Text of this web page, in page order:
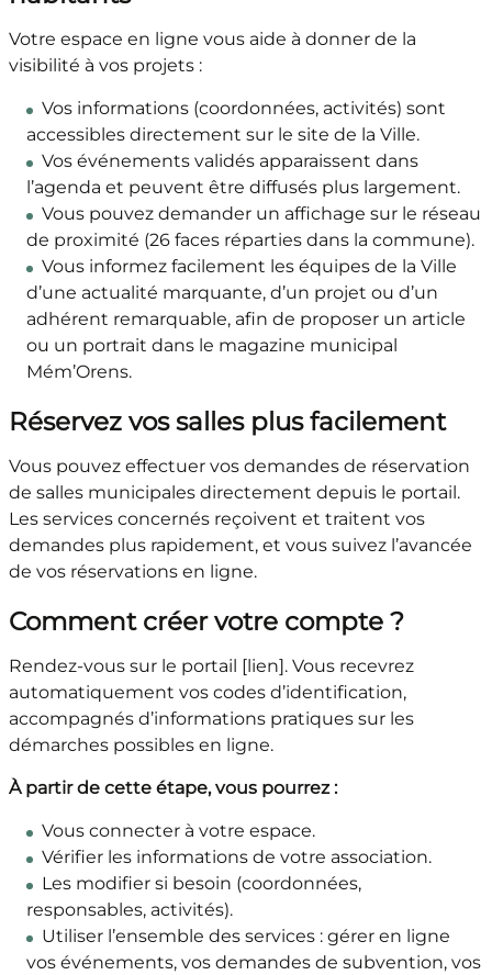
Votre espace en ligne vous aide à donner de la
visibilité à vos projets :
Vos informations (coordonnées, activités) sont
accessibles directement sur le site de la Ville.
Vos événements validés apparaissent dans
l’agenda et peuvent être diffusés plus largement.
Vous pouvez demander un affichage sur le réseau
de proximité (26 faces réparties dans la commune).
Vous informez facilement les équipes de la Ville
d’une actualité marquante, d’un projet ou d’un
adhérent remarquable, afin de proposer un article
ou un portrait dans le magazine municipal
Mém’Orens.
Réservez vos salles plus facilement
Vous pouvez effectuer vos demandes de réservation
de salles municipales directement depuis le portail.
Les services concernés reçoivent et traitent vos
demandes plus rapidement, et vous suivez l’avancée
de vos réservations en ligne.
Comment créer votre compte ?
Rendez-vous sur le portail [lien]. Vous recevrez
automatiquement vos codes d’identification,
accompagnés d’informations pratiques sur les
démarches possibles en ligne.
À partir de cette étape, vous pourrez :
Vous connecter à votre espace.
Vérifier les informations de votre association.
Les modifier si besoin (coordonnées,
responsables, activités).
Utiliser l’ensemble des services : gérer en ligne
vos événements, vos demandes de subvention, vos